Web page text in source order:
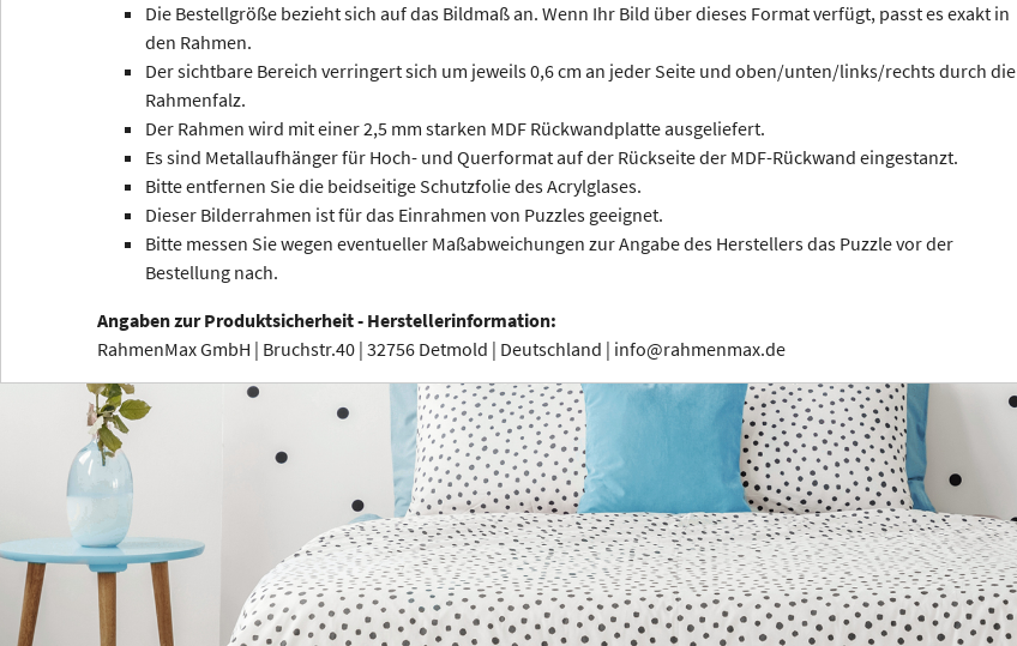
Die Bestellgröße bezieht sich auf das Bildmaß an. Wenn Ihr Bild über dieses Format verfügt, passt es exakt in
den Rahmen.
Der sichtbare Bereich verringert sich um jeweils 0,6 cm an jeder Seite und oben/unten/links/rechts durch die
Rahmenfalz.
Der Rahmen wird mit einer 2,5 mm starken MDF Rückwandplatte ausgeliefert.
Es sind Metallaufhänger für Hoch- und Querformat auf der Rückseite der MDF-Rückwand eingestanzt.
Bitte entfernen Sie die beidseitige Schutzfolie des Acrylglases.
Dieser Bilderrahmen ist für das Einrahmen von Puzzles geeignet.
Bitte messen Sie wegen eventueller Maßabweichungen zur Angabe des Herstellers das Puzzle vor der
Bestellung nach.
Angaben zur Produktsicherheit - Herstellerinformation:
RahmenMax GmbH | Bruchstr.40 | 32756 Detmold | Deutschland | info@rahmenmax.de